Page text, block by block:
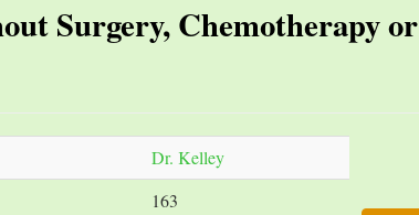
Surgery, Chemotherapy or
Dr. Kelley
163